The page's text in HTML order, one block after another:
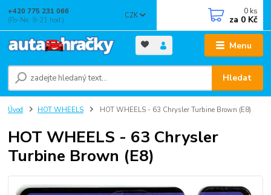
Menu
CZK
Hledat
+420 775 231 066
(Po-Ne, 9-21 hod.)
0 ks
za 0 Kč
Úvod HOT WHEELS HOT WHEELS - 63 Chrysler Turbine Brown (E8)
HOT WHEELS - 63 Chrysler
Turbine Brown (E8)